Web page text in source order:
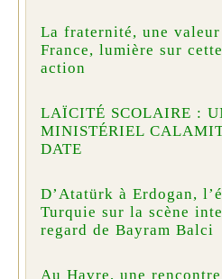
La fraternité, une valeur
France, lumière sur
action
LAÏCITÉ SCOLAIRE :
MINISTÉRIEL
DATE
D’Atatürk à Erdogan,
Turquie sur la scène
regard de Bayram Balci
Au Havre, une